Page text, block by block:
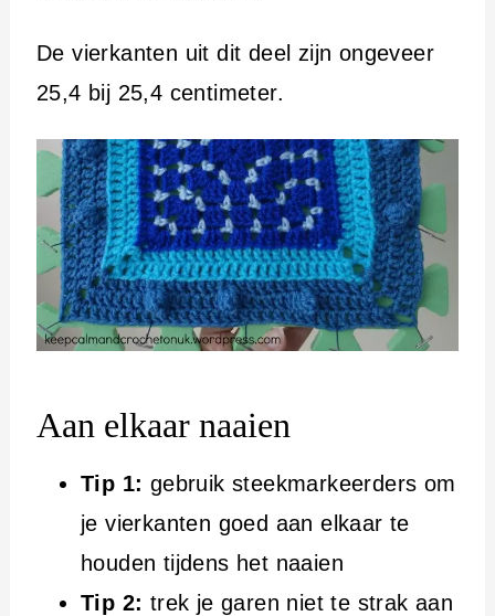
De vierkanten uit dit deel zijn ongeveer
25,4 bij 25,4 centimeter.
Aan elkaar naaien
Tip 1: gebruik steekmarkeerders om
je vierkanten goed aan elkaar te
houden tijdens het naaien
Tip 2: trek je garen niet te strak aan